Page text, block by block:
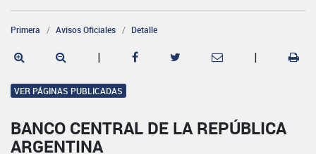
Primera Avisos Oficiales Detalle
| |
VER PÁGINAS PUBLICADAS
BANCO CENTRAL DE LA REPÚBLICA
ARGENTINA